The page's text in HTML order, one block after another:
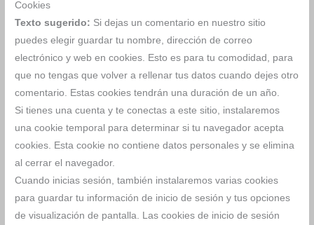
Cookies
Texto sugerido: Si dejas un comentario en nuestro sitio
puedes elegir guardar tu nombre, dirección de correo
electrónico y web en cookies. Esto es para tu comodidad, para
que no tengas que volver a rellenar tus datos cuando dejes otro
comentario. Estas cookies tendrán una duración de un año.
Si tienes una cuenta y te conectas a este sitio, instalaremos
una cookie temporal para determinar si tu navegador acepta
cookies. Esta cookie no contiene datos personales y se elimina
al cerrar el navegador.
Cuando inicias sesión, también instalaremos varias cookies
para guardar tu información de inicio de sesión y tus opciones
de visualización de pantalla. Las cookies de inicio de sesión